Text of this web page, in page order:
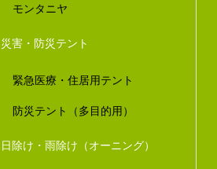
モンタニヤ
災害・防災テント
緊急医療・住居用テント
防災テント（多目的用）
日除け・雨除け（オーニング）